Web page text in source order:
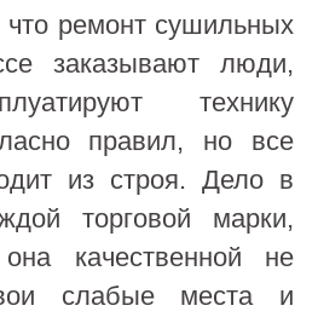
ремонт сушильных
заказывают люди,
технику
правил, но все
из строя. Дело в
торговой марки,
качественной не
слабые места и